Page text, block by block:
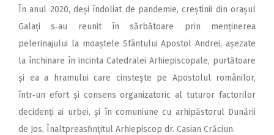
În anul 2020, deși îndoliat de pandemie, creștinii din orașul
Galați s‑au reunit în sărbătoare prin menținerea
pelerinajului la moaștele Sfântului Apostol Andrei, așezate
la închinare în incinta Catedralei Arhiepiscopale, purtătoare
și ea a hramului care cinstește pe Apostolul românilor,
într‑un efort și consens organizatoric al tuturor factorilor
decidenți ai urbei, și în comuniune cu arhipăstorul Dunării
de Jos, Înaltpreasfințitul Arhiepiscop dr. Casian Crăciun.